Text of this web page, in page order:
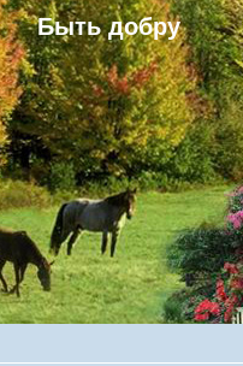
Быть добру